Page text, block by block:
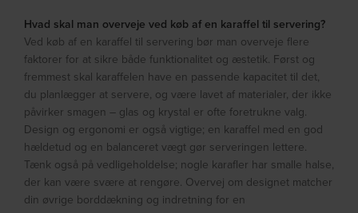
Hvad skal man overveje ved køb af en karaffel til servering?
Ved køb af en karaffel til servering bør man overveje flere
faktorer for at sikre både funktionalitet og æstetik. Først og
fremmest skal karaffelen have en passende kapacitet til det,
du planlægger at servere, og være lavet af materialer, der ikke
påvirker smagen – glas og krystal er ofte foretrukne valg.
Design og ergonomi er også vigtige; en karaffel med en god
hældetud og en balanceret vægt gør serveringen lettere.
Tænk også på vedligeholdelse; nogle karafler har smalle halse,
der kan være svære at rengøre. Overvej om designet matcher
din øvrige borddækning og indretning for en